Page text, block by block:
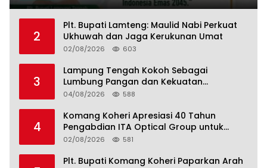
2
Plt. Bupati Lamteng: Maulid Nabi Perkuat
Ukhuwah dan Jaga Kerukunan Umat
02/08/2026 603
3
Lampung Tengah Kokoh Sebagai
Lumbung Pangan dan Kekuatan
Perkebunan Lampung, Komang Koheri:
Menuju Indonesia Emas 2045
04/08/2026 588
4
Komang Koheri Apresiasi 40 Tahun
Pengabdian ITA Optical Group untuk
Kesehatan Mata Masyarakat Lamteng
02/08/2026 581
Plt. Bupati Komang Koheri Paparkan Arah